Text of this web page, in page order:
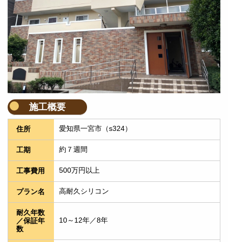
施工概要
住所 愛知県一宮市（s324）
工期 約７週間
工事費用 500万円以上
プラン名 高耐久シリコン
耐久年数
／保証年
数
10～12年／8年